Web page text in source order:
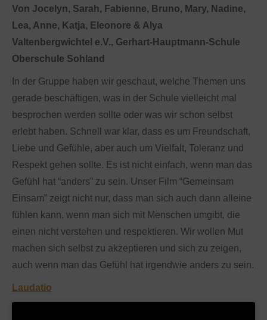
Von Jocelyn, Sarah, Fabienne, Bruno, Mary, Nadine,
Lea, Anne, Katja, Eleonore & Alya
Valtenbergwichtel e.V., Gerhart-Hauptmann-Schule
Oberschule Sohland
In der Gruppe haben wir geschaut, welche Themen uns
gerade beschäftigen, was in der Schule vielleicht mal
besprochen werden sollte oder was wir schon selbst
erlebt haben. Schnell war klar, dass es um Freundschaft,
Liebe und Gefühle, aber auch um Vielfalt, Toleranz und
Respekt gehen sollte. Es ist nicht einfach, wenn man das
Gefühl hat “anders” zu sein. Unser Film “Gemeinsam
Einsam” zeigt nicht nur, dass man sich auch dann alleine
fühlen kann, wenn man sich mit Menschen umgibt, die
einen nicht verstehen und respektieren. Wir wollen Mut
machen sich selbst zu akzeptieren und sich zu zeigen,
auch wenn man das Gefühl hat irgendwie anders zu sein.
Laudatio